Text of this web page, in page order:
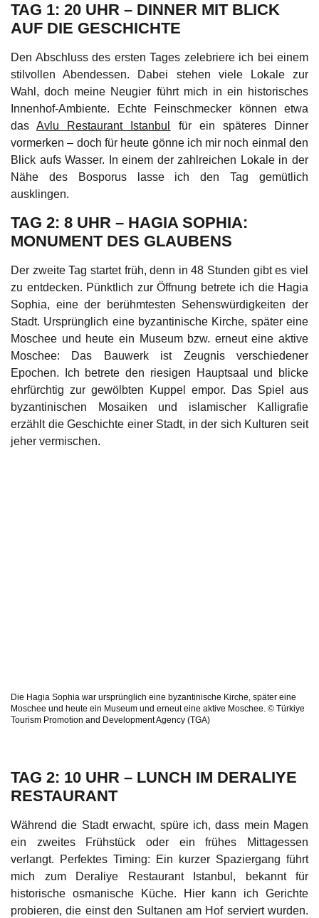
TAG 1: 20 UHR – DINNER MIT BLICK
AUF DIE GESCHICHTE
Den Abschluss des ersten Tages zelebriere ich bei einem
stilvollen Abendessen. Dabei stehen viele Lokale zur
Wahl, doch meine Neugier führt mich in ein historisches
Innenhof-Ambiente. Echte Feinschmecker können etwa
dasAvlu Restaurant Istanbul
für ein späteres Dinner
vormerken – doch für heute gönne ich mir noch einmal den
Blick aufs Wasser. In einem der zahlreichen Lokale in der
Nähe des Bosporus lasse ich den Tag gemütlich
ausklingen.
TAG 2: 8 UHR – HAGIA SOPHIA:
MONUMENT DES GLAUBENS
Der zweite Tag startet früh, denn in 48 Stunden gibt es viel
zu entdecken. Pünktlich zur Öffnung betrete ich die Hagia
Sophia, eine der berühmtesten Sehenswürdigkeiten der
Stadt. Ursprünglich eine byzantinische Kirche, später eine
Moschee und heute ein Museum bzw. erneut eine aktive
Moschee: Das Bauwerk ist Zeugnis verschiedener
Epochen. Ich betrete den riesigen Hauptsaal und blicke
ehrfürchtig zur gewölbten Kuppel empor. Das Spiel aus
byzantinischen Mosaiken und islamischer Kalligrafie
erzählt die Geschichte einer Stadt, in der sich Kulturen seit
jeher vermischen.
Die Hagia Sophia war ursprünglich eine byzantinische Kirche, später eine
Moschee und heute ein Museum und erneut eine aktive Moschee. © Türkiye
Tourism Promotion and Development Agency (TGA)
TAG 2: 10 UHR – LUNCH IM DERALIYE
RESTAURANT
Während die Stadt erwacht, spüre ich, dass mein Magen
ein zweites Frühstück oder ein frühes Mittagessen
verlangt. Perfektes Timing: Ein kurzer Spaziergang führt
mich zum Deraliye Restaurant Istanbul, bekannt für
historische osmanische Küche. Hier kann ich Gerichte
probieren, die einst den Sultanen am Hof serviert wurden.